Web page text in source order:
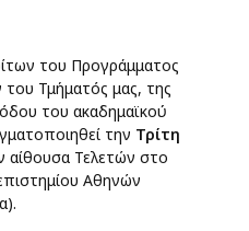
του Προγράμματος
Τμήματός μας, της
του ακαδημαϊκού
την Τρίτη
αίθουσα Τελετών στο
Αθηνών